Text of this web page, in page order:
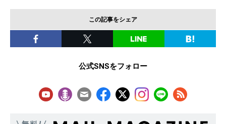
この記事をシェア
公式SNSをフォロー